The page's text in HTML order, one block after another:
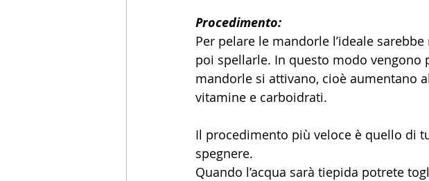
Procedimento:
Per pelare le mandorle l’ideale
poi spellarle. In questo modo
mandorle si attivano, cioè aumentano
vitamine e carboidrati.
Il procedimento più veloce è quello di
spegnere.
Quando l’acqua sarà tiepida potrete